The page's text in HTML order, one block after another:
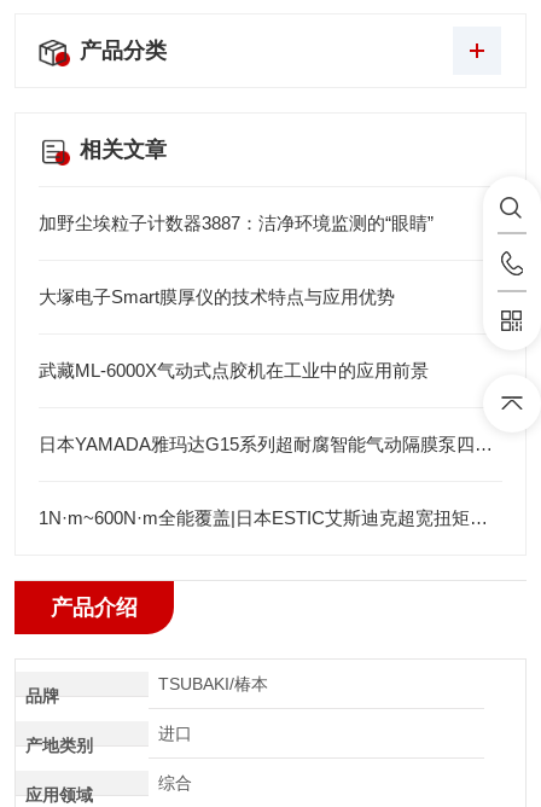
产品分类
相关文章
加野尘埃粒子计数器3887：洁净环境监测的“眼睛”
大塚电子Smart膜厚仪的技术特点与应用优势
武藏ML-6000X气动式点胶机在工业中的应用前景
日本YAMADA雅玛达G15系列超耐腐智能气动隔膜泵四川代理店
1N·m~600N·m全能覆盖|日本ESTIC艾斯迪克超宽扭矩弯头枪
产品介绍
品牌
TSUBAKI/椿本
产地类别
进口
应用领域
综合